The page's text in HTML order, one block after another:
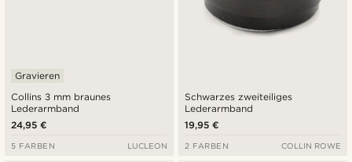
Collins 3 mm braunes
Lederarmband
Gravieren
24,95 €
5 FARBEN LUCLEON
Schwarzes zweiteiliges
Lederarmband
19,95 €
2 FARBEN COLLIN ROWE